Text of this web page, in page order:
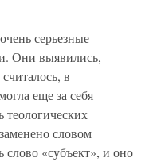
серьезные
Они выявились,
в
еще за себя
теологических
словом
слово «субъект», и оно